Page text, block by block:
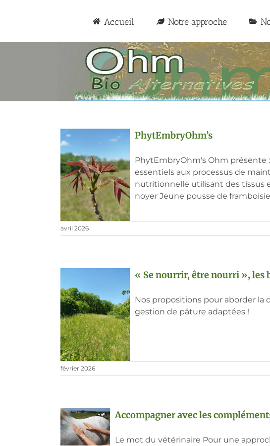
Accueil Notre approche
PhytEmbryOhm’s
PhytEmbryOhm's Ohm
essentiels aux processus de
nutritionnelle utilisant des tissus
noyer Jeune pousse de
avril 2026
« Se nourrir, être nourri », les
Nos propositions pour aborder
gestion de pâture adaptées !
février 2026
Accompagner avec les
Le mot du vétérinaire Pour une